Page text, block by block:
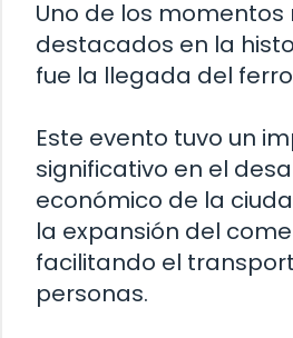
Uno de los momentos
destacados en la
fue la llegada del
Este evento tuvo un
significativo en el
económico de la
la expansión del
facilitando el
personas.